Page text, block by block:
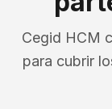
Cegid HCM
para cubrir